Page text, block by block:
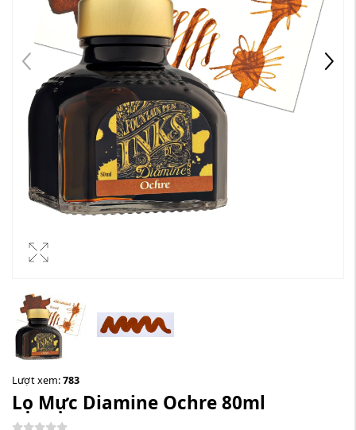
Lượt xem:783
Lọ Mực Diamine Ochre 80ml